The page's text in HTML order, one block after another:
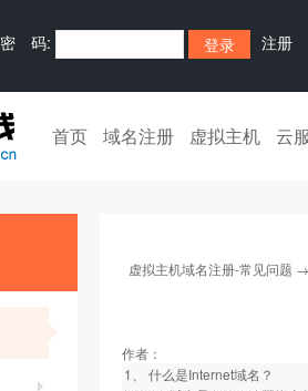
密 码: 注册
首页 域名注册 虚拟主机 云
虚拟主机域名注册-常见问题
作者：
1、 什么是Internet域名？